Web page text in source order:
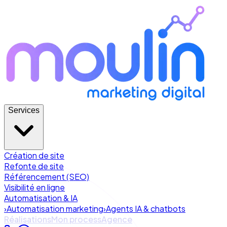
Services
Création de site
Refonte de site
Référencement (SEO)
Visibilité en ligne
Automatisation & IA
›Automatisation marketing›Agents IA & chatbots
RéalisationsMon processAgence